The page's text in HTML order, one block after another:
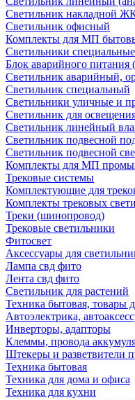
Светильник накладной
Светильник офисный
Комплекты для МП
Светильники специальные
Блок аварийного
Светильник аварийный,
Светильник специальный
Светильники уличные и
Светильник для
Светильник линейный
Светильник подвесной
Светильник подвесной
Комплекты для МП
Трековые системы
Комплектующие для
Комплекты трековых
Треки (шинопровод)
Трековые светильники
Фитосвет
Аксессуары для
Лампа свд фито
Лента свд фито
Светильник для растений
Техника бытовая, товары
Автоэлектрика,
Инверторы, адапторы
Клеммы, провода
Штекеры и разветвители
Техника бытовая
Техника для дома и офиса
Техника для кухни